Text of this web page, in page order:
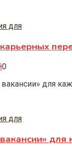
для
0
для